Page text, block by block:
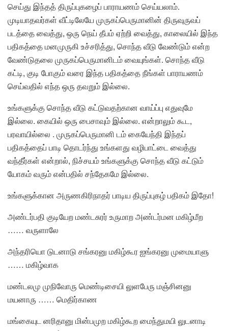
செய்து இந்தத் திருப்புகழைப் பாராயணம் செய்யலாம்.
முடியாதவர்கள் வீட்டிலேயே முருகப்பெருமானின் திருவுருவப்
படத்தை வைத்து, ஒரு நெய் தீபம் ஏற்றி வைத்து, காலையில் இந்த
பதிகத்தை மனமுருகி உச்சரித்து, சொந்த வீடு வேண்டும் என்ற
வேண்டுதலை முருகப்பெருமானிடம் வையுங்கள். சொந்த வீடு
கட்டி, குடி போகும் வரை இந்த பதிகத்தை நீங்கள் பாராயணம்
செய்வதில் எந்த ஒரு தவறும் இல்லை.
உங்களுக்கு சொந்த வீடு கட்டுவதற்கான வாய்ப்பு எதுவுமே
இல்லை. கையில் ஒரு பைசாவும் இல்லை. என்றாலும் கூட,
பரவாயில்லை . முருகப்பெருமானி டம் கையேந்தி இந்தப்
பதிகத்தைப் பாடி தொடர்ந்து உங்களது வழிபாட்டை வைத்து
வந்தீர்கள் என்றால், நிச்சயம் உங்களுக்கு சொந்த வீடு கட்டும்
யோகம் வரும் என்பதில் சந்தேகமே இல்லை.
உங்களுக்கான அருணகிரிநாதர் பாடிய திருப்புகழ் பதிகம் இதோ!
அண்டர்பதி குடியேற மண்டசுரர் உருமாற அண்டர்மன மகிழ்மீற
…… வருளாலே
அந்தரியொ டுடனாடு சங்கரனு மகிழ்கூர ஐங்கரனு முமையாளு
…… மகிழ்வாக
மண்டலமு முநிவோரு மெண்டிசையி லுளபேரு மஞ்சினனு
மயனாரு …… மெதிர்காண
மங்கையுட னரிதானு மின்பமுற மகிழ்கூற மைந்துமயி லுடனாடி